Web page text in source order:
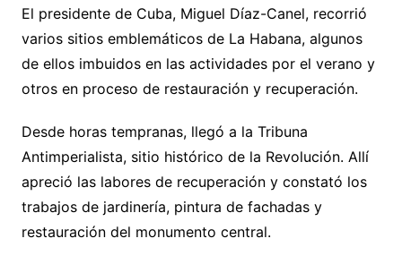
El presidente de Cuba, Miguel Díaz-Canel, recorrió
varios sitios emblemáticos de La Habana, algunos
de ellos imbuidos en las actividades por el verano y
otros en proceso de restauración y recuperación.
Desde horas tempranas, llegó a la Tribuna
Antimperialista, sitio histórico de la Revolución. Allí
apreció las labores de recuperación y constató los
trabajos de jardinería, pintura de fachadas y
restauración del monumento central.